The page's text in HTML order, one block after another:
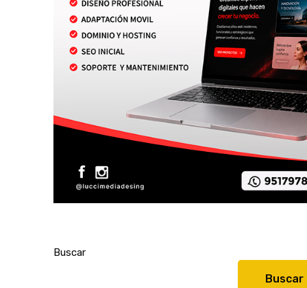
Buscar
Buscar